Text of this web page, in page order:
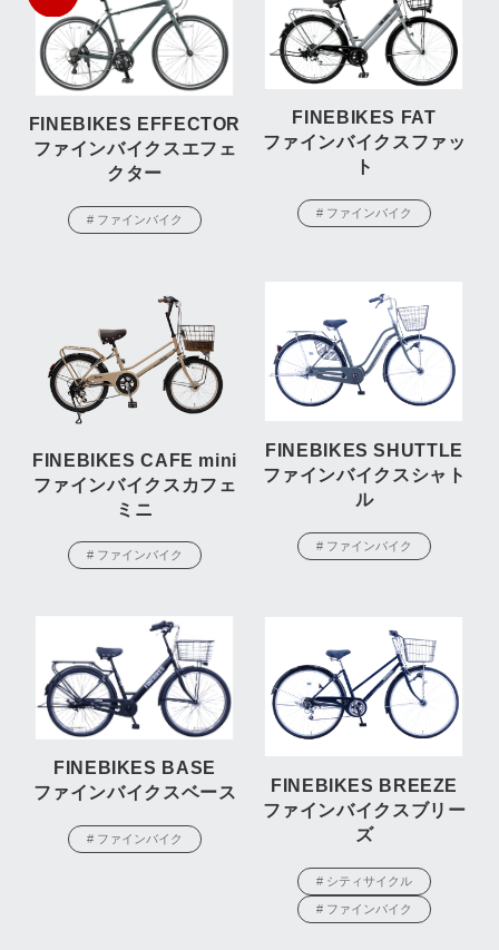
FINEBIKES EFFECTOR
ファインバイクスエフェ
クター
# ファインバイク
FINEBIKES FAT
ファインバイクスファッ
ト
# ファインバイク
FINEBIKES CAFE mini
ファインバイクスカフェ
ミニ
# ファインバイク
FINEBIKES SHUTTLE
ファインバイクスシャト
ル
# ファインバイク
FINEBIKES BASE
ファインバイクスベース
# ファインバイク
FINEBIKES BREEZE
ファインバイクスブリー
ズ
# シティサイクル
# ファインバイク